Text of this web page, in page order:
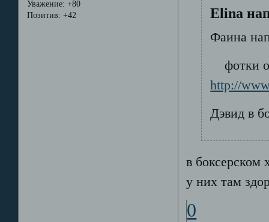
Уважение: +80
Позитив: +42 Elina
Фаина
фотки
http://
Дэвид в
в боксерском
у них там
0